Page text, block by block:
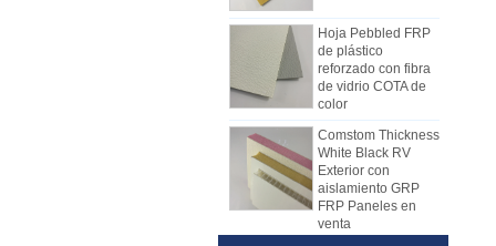
Hoja Pebbled FRP
de plástico
reforzado con fibra
de vidrio COTA de
color
Comstom Thickness
White Black RV
Exterior con
aislamiento GRP
FRP Paneles en
venta
Panel compuesto
pisos FRP y se utilizan como dos
capas de la parte inferior y superior,
además del papel de controlar el
peso, y también tienen buena
resistencia al impacto. La capa
intermedia utiliza diferentes tipos de
materiales de núcleo, como
material de núcleo de panal PP,
material de núcleo XPS, material de
núcleo de PU, etc.
Las diferencias entre la hoja de
mecanismo de FRP y las hojas de
Lay Lay-up
Al comienzo de la industria, la
mano de obra generalmente se
usaba para fabricar FRP, pero la
mayoría de los fabricantes usan la
línea de producción para producir
hojas de FRP ahora. La hoja de
mecanismo de FRP reemplazó
gradualmente la hoja de colocación
Técnica y ventajas de la
descripción hidroponía